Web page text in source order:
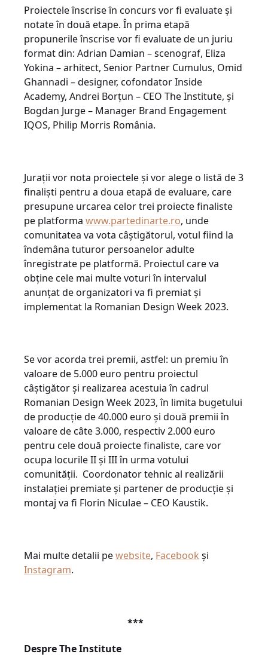
Proiectele ȋnscrise ȋn concurs vor fi evaluate și
notate în două etape. În prima etapă
propunerile înscrise vor fi evaluate de un juriu
format din: Adrian Damian – scenograf, Eliza
Yokina – arhitect, Senior Partner Cumulus, Omid
Ghannadi – designer, cofondator Inside
Academy, Andrei Borțun – CEO The Institute, și
Bogdan Jurge – Manager Brand Engagement
IQOS, Philip Morris România.
Jurații vor nota proiectele și vor alege o listă de 3
finaliști pentru a doua etapă de evaluare, care
presupune urcarea celor trei proiecte finaliste
pe platforma www.partedinarte.ro, unde
comunitatea va vota câștigătorul, votul fiind la
îndemâna tuturor persoanelor adulte
înregistrate pe platformă. Proiectul care va
obține cele mai multe voturi în intervalul
anunțat de organizatori va fi premiat și
implementat la Romanian Design Week 2023.
Se vor acorda trei premii, astfel: un premiu în
valoare de 5.000 euro pentru proiectul
câștigător și realizarea acestuia în cadrul
Romanian Design Week 2023, în limita bugetului
de producție de 40.000 euro și două premii în
valoare de câte 3.000, respectiv 2.000 euro
pentru cele două proiecte finaliste, care vor
ocupa locurile II și III în urma votului
comunității. Coordonator tehnic al realizării
instalației premiate și partener de producție și
montaj va fi Florin Niculae – CEO Kaustik.
Mai multe detalii pewebsite, Facebook și
Instagram.
***
Despre The Institute